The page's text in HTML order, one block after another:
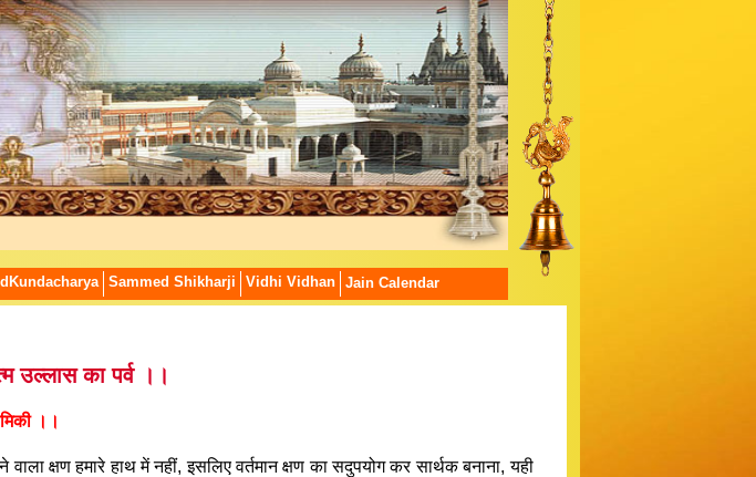
Sammed Shikharji Vidhi Vidhan Jain Calendar
उल्लास का पर्व ।।
।।
क्षण हमारे हाथ में नहीं, इसलिए वर्तमान क्षण का सदुपयोग कर सार्थक बनाना, यही